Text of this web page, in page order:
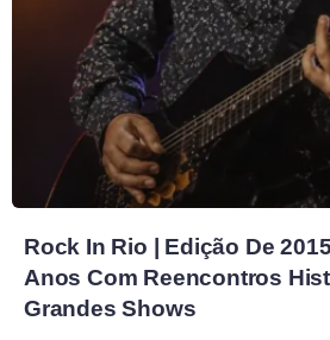
Rock In Rio | Edição De
Anos Com Reencontros
Grandes Shows